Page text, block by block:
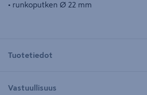
• runkoputken Ø 22 mm
Tuotetiedot
Vastuullisuus